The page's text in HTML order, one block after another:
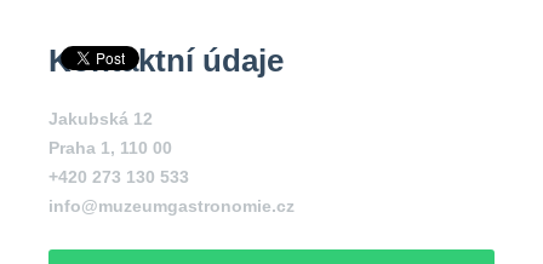
Kontaktní údaje
Jakubská 12
Praha 1, 110 00
+420 273 130 533
info@muzeumgastronomie.cz